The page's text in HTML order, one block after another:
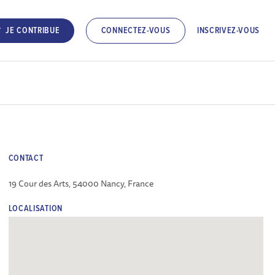
JE CONTRIBUE CONNECTEZ-VOUS INSCRIVEZ-VOUS
CONTACT
19 Cour des Arts, 54000 Nancy, France
LOCALISATION